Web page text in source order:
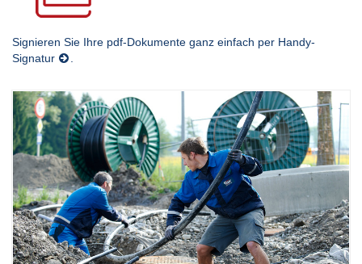
Signieren Sie Ihre pdf-Dokumente ganz einfach per Handy-
Signatur
.